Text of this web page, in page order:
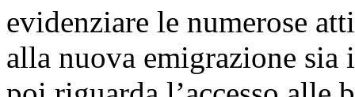
evidenziare le numerose
alla nuova emigrazione sia